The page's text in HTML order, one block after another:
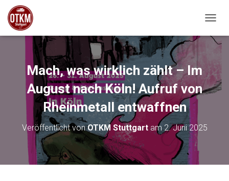
Mach, was wirklich zählt – Im
August nach Köln! Aufruf von
Rheinmetall entwaffnen
Veröffentlicht vonOTKM Stuttgartam2. Juni 2025